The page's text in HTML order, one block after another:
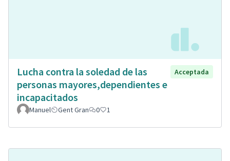
Lucha contra la soledad de las
personas mayores,dependientes e
incapacitados
Acceptada
Manuel Gent Gran 0 1